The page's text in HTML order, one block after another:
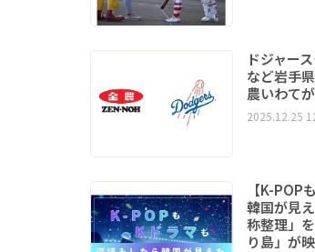
ドジャー
など岩手
農いわて
2025.12.25
【K-POP
韓国が見
称整理」
り島」が